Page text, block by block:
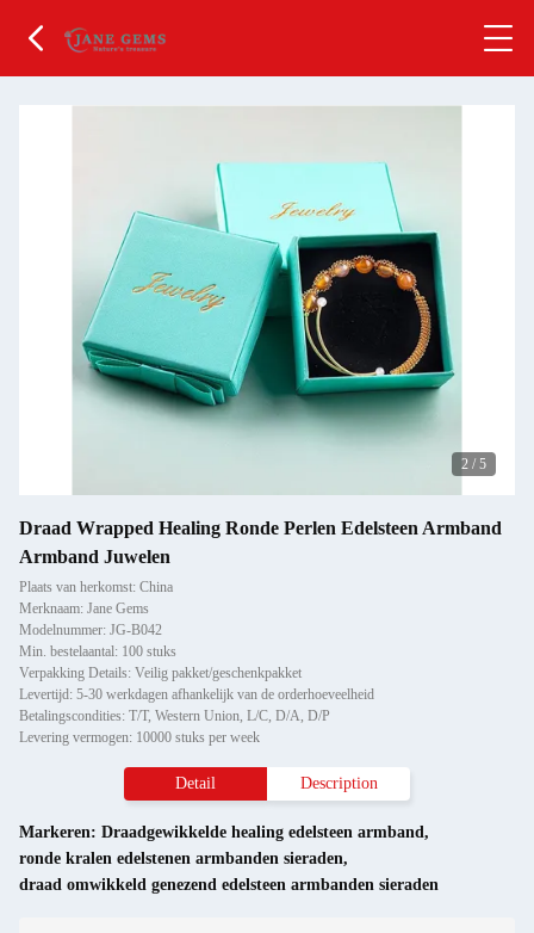
2 / 5
Draad Wrapped Healing Ronde Perlen Edelsteen Armband
Armband Juwelen
Plaats van herkomst: China
Merknaam: Jane Gems
Modelnummer: JG-B042
Min. bestelaantal: 100 stuks
Verpakking Details: Veilig pakket/geschenkpakket
Levertijd: 5-30 werkdagen afhankelijk van de orderhoeveelheid
Betalingscondities: T/T, Western Union, L/C, D/A, D/P
Levering vermogen: 10000 stuks per week
Detail Description
Markeren: Draadgewikkelde healing edelsteen armband,
ronde kralen edelstenen armbanden sieraden,
draad omwikkeld genezend edelsteen armbanden sieraden